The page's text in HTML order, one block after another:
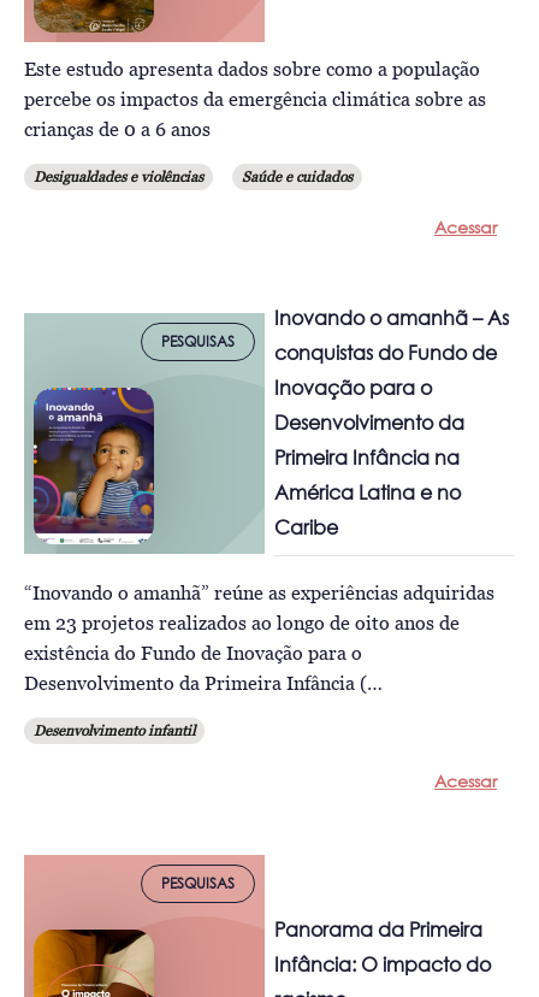
Este estudo apresenta dados sobre como a população
percebe os impactos da emergência climática sobre as
crianças de 0 a 6 anos
Desigualdades e violências Saúde e cuidados
Acessar
PESQUISAS
Inovando o amanhã – As
conquistas do Fundo de
Inovação para o
Desenvolvimento da
Primeira Infância na
América Latina e no
Caribe
“Inovando o amanhã” reúne as experiências adquiridas
em 23 projetos realizados ao longo de oito anos de
existência do Fundo de Inovação para o
Desenvolvimento da Primeira Infância (…
Desenvolvimento infantil
Acessar
PESQUISAS
Panorama da Primeira
Infância: O impacto do